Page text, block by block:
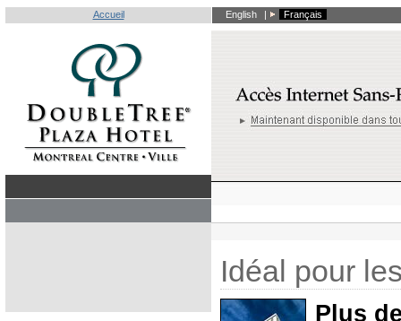
Accueil English | Français
Idéal pour
Plus